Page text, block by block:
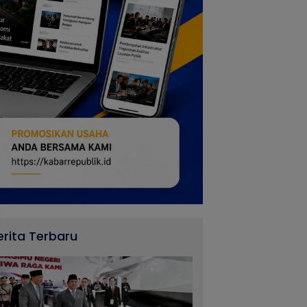
Terbaru